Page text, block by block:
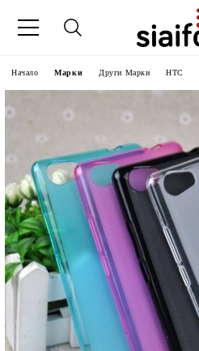
Начало Марки Други Марки HTC